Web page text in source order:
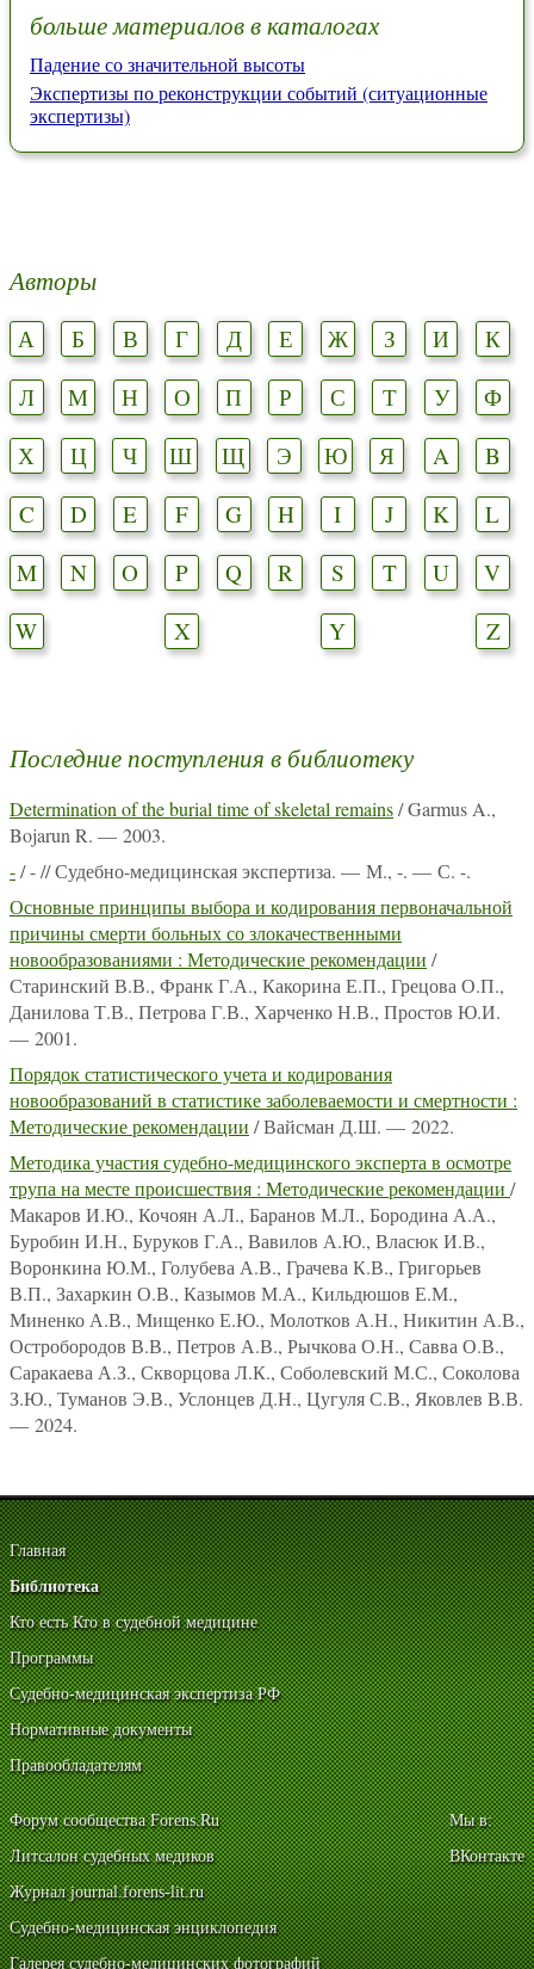
больше материалов в каталогах
Падение со значительной высоты
Экспертизы по реконструкции событий (ситуационные
экспертизы)
Авторы
А Б В Г Д Е Ж З И
К
Л
М Н О П Р С Т У
Ф
Х
Ц Ч Ш Щ Э Ю Я A
B
C
D E F G H I J K
L
M
N O P Q R S T U
V
W
X Y Z
Последние поступления в библиотеку
Determination of the burial time of skeletal remains/ Garmus A.,
Bojarun R. — 2003.
-/ - // Судебно-медицинская экспертиза. — М., -. — С. -.
Основные принципы выбора и кодирования первоначальной
причины смерти больных со злокачественными
новообразованиями : Методические рекомендации /
Старинский В.В., Франк Г.А., Какорина Е.П., Грецова О.П.,
Данилова Т.В., Петрова Г.В., Харченко Н.В., Простов Ю.И.
— 2001.
Порядок статистического учета и кодирования
новообразований в статистике заболеваемости и смертности :
Методические рекомендации / Вайсман Д.Ш. — 2022.
Методика участия судебно-медицинского эксперта в осмотре
трупа на месте происшествия : Методические рекомендации /
Макаров И.Ю., Кочоян А.Л., Баранов М.Л., Бородина А.А.,
Буробин И.Н., Буруков Г.А., Вавилов А.Ю., Власюк И.В.,
Воронкина Ю.М., Голубева А.В., Грачева К.В., Григорьев
В.П., Захаркин О.В., Казымов М.А., Кильдюшов Е.М.,
Миненко А.В., Мищенко Е.Ю., Молотков А.Н., Никитин А.В.,
Остробородов В.В., Петров А.В., Рычкова О.Н., Савва О.В.,
Саракаева А.З., Скворцова Л.К., Соболевский М.С., Соколова
З.Ю., Туманов Э.В., Услонцев Д.Н., Цугуля С.В., Яковлев В.В.
— 2024.
Главная
Библиотека
Кто есть Кто в судебной медицине
Программы
Судебно-медицинская экспертиза РФ
Нормативные документы
Правообладателям
Форум сообщества Forens.Ru
Литсалон судебных медиков
Журнал journal.forens-lit.ru
Судебно-медицинская энциклопедия
Галерея судебно-медицинских фотографий
Мы в:
ВКонтакте